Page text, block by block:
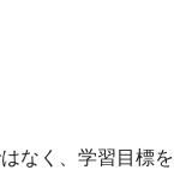
なく、学習目標を